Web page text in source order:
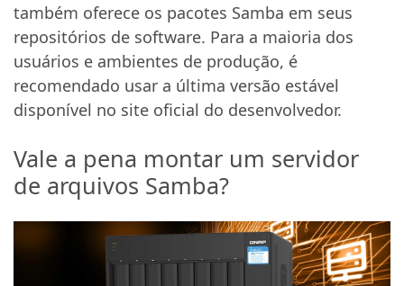
também oferece os pacotes Samba em seus
repositórios de software. Para a maioria dos
usuários e ambientes de produção, é
recomendado usar a última versão estável
disponível no site oficial do desenvolvedor.
Vale a pena montar um servidor
de arquivos Samba?